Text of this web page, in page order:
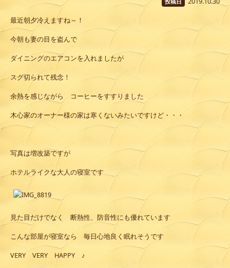
最近朝夕冷えますね～！
今朝も妻の目を盗んで
ダイニングのエアコンを入れましたが
スグ切られて残念！
余熱を感じながら コーヒーをすすりました
木心家のオーナー様の家は寒くないみたいですけど・・・
写真は増改築ですが
ホテルライクな大人の寝室です
見た目だけでなく 断熱性、防音性にも優れています
こんな部屋が寝室なら 毎日心地良く眠れそうです
VERY VERY HAPPY ♪